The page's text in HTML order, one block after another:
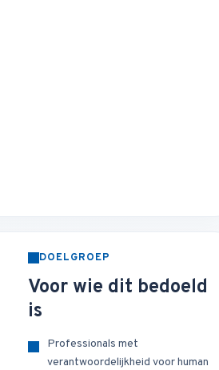
DOELGROEP
Voor wie dit bedoeld
is
Professionals met
verantwoordelijkheid voor human